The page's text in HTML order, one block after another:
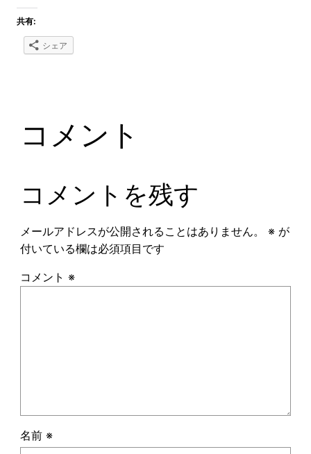
共有:
シェア
コメント
コメントを残す
メールアドレスが公開されることはありません。 ※が
付いている欄は必須項目です
コメント ※
名前 ※